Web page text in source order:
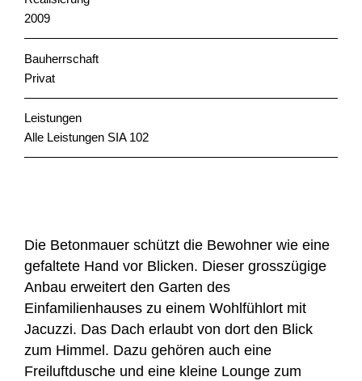
2009
Bauherrschaft
Privat
Leistungen
Alle Leistungen SIA 102
Die Betonmauer schützt die Bewohner wie eine
gefaltete Hand vor Blicken. Dieser grosszügige
Anbau erweitert den Garten des
Einfamilienhauses zu einem Wohlfühlort mit
Jacuzzi. Das Dach erlaubt von dort den Blick
zum Himmel. Dazu gehören auch eine
Freiluftdusche und eine kleine Lounge zum